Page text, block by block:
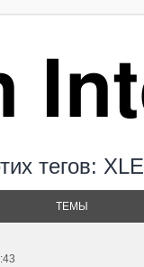
тегов: XLE
ТЕМЫ